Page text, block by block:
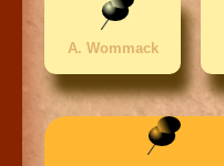
A. Wommack